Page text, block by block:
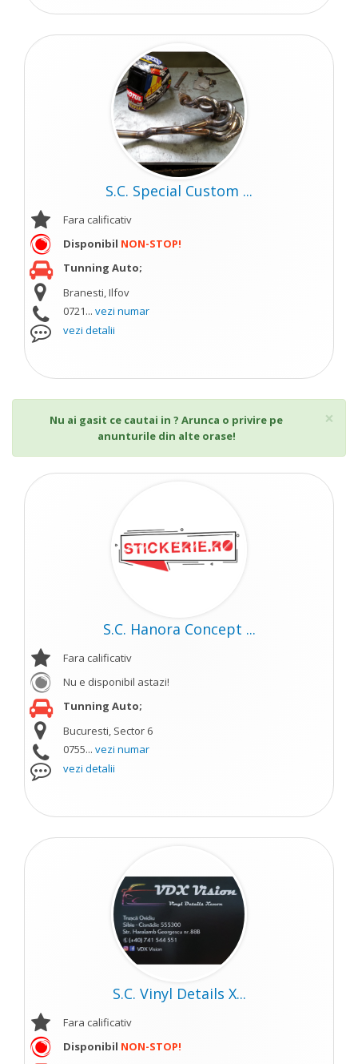
S.C. Special Custom ...
Fara calificativ
Disponibil NON-STOP!
Tunning Auto;
Branesti, Ilfov
0721... vezi numar
vezi detalii
×
Nu ai gasit ce cautai in ? Arunca o privire pe
anunturile din alte orase!
S.C. Hanora Concept ...
Fara calificativ
Nu e disponibil astazi!
Tunning Auto;
Bucuresti, Sector 6
0755... vezi numar
vezi detalii
S.C. Vinyl Details X...
Fara calificativ
Disponibil NON-STOP!